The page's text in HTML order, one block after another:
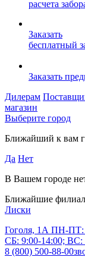
расчета
Заказать
бесплатный
Заказать
Дилерам
магазин
Выберите город
Ближайший к вам
Да Нет
В Вашем городе
Ближайшие
Лиски
Гоголя, 1А ПН-ПТ:
СБ: 9:00-14:00; ВС:
8 (800) 500-88-00